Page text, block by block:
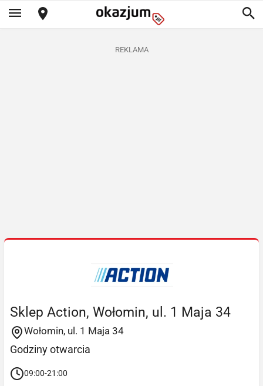
REKLAMA
Sklep Action, Wołomin, ul. 1 Maja 34
Wołomin, ul. 1 Maja 34
Godziny otwarcia
09:00-21:00